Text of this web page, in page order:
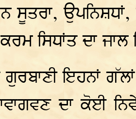
ਸੂਤਰਾ,
ਕਰਮ ਸਿਧਾਂਤ ਦਾ
ਇਹਨਾਂ
ਦਾ ਕੋਈ